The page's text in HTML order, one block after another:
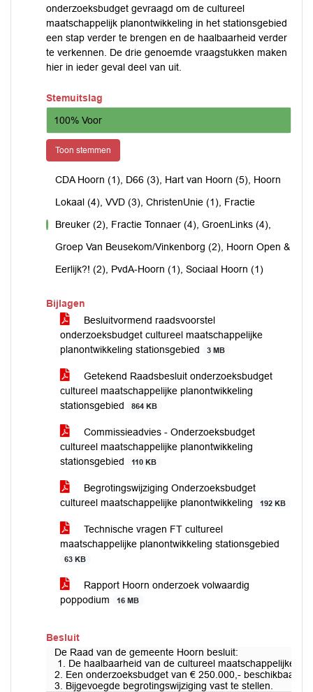
onderzoeksbudget gevraagd om de cultureel
maatschappelijk planontwikkeling in het stationsgebied
een stap verder te brengen en de haalbaarheid verder
te verkennen. De drie genoemde vraagstukken maken
hier in ieder geval deel van uit.
Stemuitslag
100% Voor
Toon stemmen
CDA Hoorn (1), D66 (3), Hart van Hoorn (5), Hoorn
Lokaal (4), VVD (3), ChristenUnie (1), Fractie
Breuker (2), Fractie Tonnaer (4), GroenLinks (4),
Groep Van Beusekom/Vinkenborg (2), Hoorn Open &
Eerlijk?! (2), PvdA-Hoorn (1), Sociaal Hoorn (1)
Bijlagen
Besluitvormend raadsvoorstel
onderzoeksbudget cultureel maatschappelijke
planontwikkeling stationsgebied
3 MB
Getekend Raadsbesluit onderzoeksbudget
cultureel maatschappelijke planontwikkeling
stationsgebied
864 KB
Commissieadvies - Onderzoeksbudget
cultureel maatschappelijke planontwikkeling
stationsgebied
110 KB
Begrotingswijziging Onderzoeksbudget
cultureel maatschappelijke planontwikkeling
192 KB
Technische vragen FT cultureel
maatschappelijke planontwikkeling stationsgebied
63 KB
Rapport Hoorn onderzoek volwaardig
poppodium
16 MB
Besluit
De Raad van de gemeente Hoorn besluit:
1. De haalbaarheid van de cultureel maatschappelijke
2. Een onderzoeksbudget van € 250.000,- beschikbaar
3. Bijgevoegde begrotingswijziging vast te stellen.